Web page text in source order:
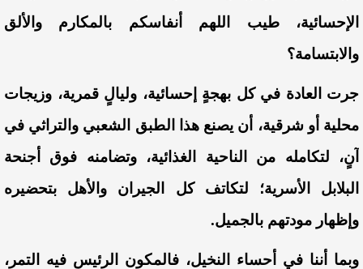
الإحسائية، طيب اللهم أنفاسكم بالمكارم والألق
والابتسامة؟
جرت العادة في كل بهجةٍ إحسائية، وليالٍ قمرية، وزيجات
محلية أو شرقية، أن يصنع هذا الطبق الشعبي والتراثي في
آنٍ، لتكامله من الناحية الغذائية، وتضامنه فوق أجنحة
البلابل الأسرية؛ لتكاتف كل الجيران والأهل بتحضيره
وإظهار مودتهم بالجميل.
وبما أننا في أحساء النخيل، فالمكون الرئيس فيه التمر،